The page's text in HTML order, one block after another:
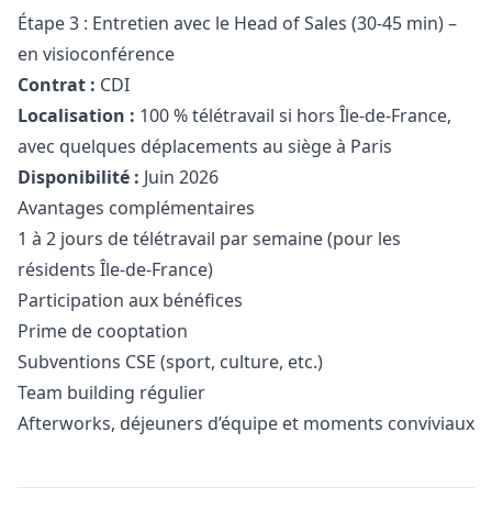
Étape 3 : Entretien avec le Head of Sales (30-45 min) –
en visioconférence
Contrat : CDI
Localisation : 100 % télétravail si hors Île-de-France,
avec quelques déplacements au siège à Paris
Disponibilité : Juin 2026
Avantages complémentaires
1 à 2 jours de télétravail par semaine (pour les
résidents Île-de-France)
Participation aux bénéfices
Prime de cooptation
Subventions CSE (sport, culture, etc.)
Team building régulier
Afterworks, déjeuners d’équipe et moments conviviaux